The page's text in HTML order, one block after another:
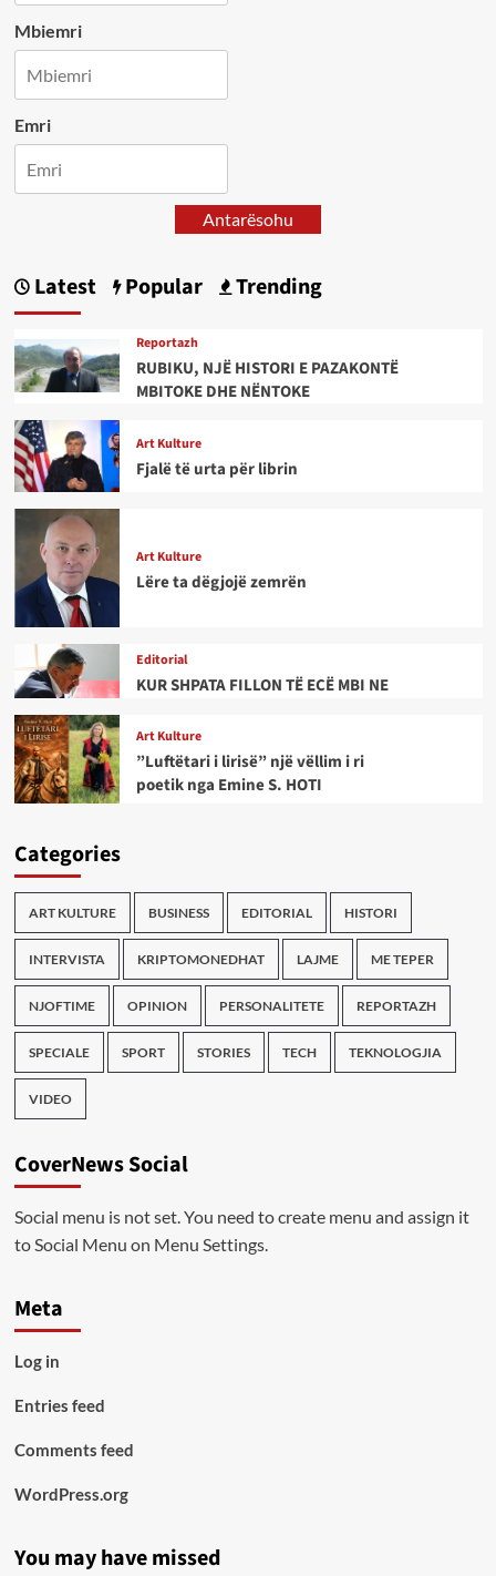
Mbiemri
Emri
Antarësohu
Latest Popular Trending
Reportazh
RUBIKU, NJË HISTORI E PAZAKONTË
MBITOKE DHE NËNTOKE
Art Kulture
Fjalë të urta për librin
Art Kulture
Lëre ta dëgjojë zemrën
Editorial
KUR SHPATA FILLON TË ECË MBI NE
Art Kulture
”Luftëtari i lirisë” një vëllim i ri
poetik nga Emine S. HOTI
Categories
ART KULTURE BUSINESS EDITORIAL HISTORI
INTERVISTA KRIPTOMONEDHAT LAJME ME TEPER
NJOFTIME OPINION PERSONALITETE REPORTAZH
SPECIALE SPORT STORIES TECH TEKNOLOGJIA
VIDEO
CoverNews Social
Social menu is not set. You need to create menu and assign it
to Social Menu on Menu Settings.
Meta
Log in
Entries feed
Comments feed
WordPress.org
You may have missed